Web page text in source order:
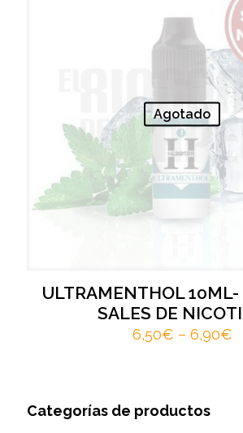
Agotado
ULTRAMENTHOL 10ML-
SALES DE
6,50€ – 6,90€
Categorías de productos